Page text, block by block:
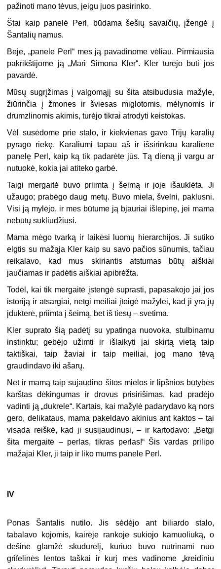
pažinoti mano tėvus, jeigu juos pasirinko.
Štai kaip panelė Perl, būdama šešių savaičių, įžengė į
Šantalių namus.
Beje, „panele Perl“ mes ją pavadinome vėliau. Pirmiausia
pakrikštijome ją „Mari Simona Kler“. Kler turėjo būti jos
pavardė.
Mūsų sugrįžimas į valgomąjį su šita atsibudusia mažyle,
žiūrinčia į žmones ir šviesas miglotomis, mėlynomis ir
drumzlinomis akimis, turėjo tikrai atrodyti keistokas.
Vėl susėdome prie stalo, ir kiekvienas gavo Trijų karalių
pyrago riekę. Karaliumi tapau aš ir išsirinkau karaliene
panelę Perl, kaip ką tik padarėte jūs. Tą dieną ji vargu ar
nutuokė, kokia jai atiteko garbė.
Taigi mergaitė buvo priimta į šeimą ir joje išauklėta. Ji
užaugo; prabėgo daug metų. Buvo miela, švelni, paklusni.
Visi ją mylėjo, ir mes būtume ją bjauriai išlepinę, jei mama
nebūtų sukliudžiusi.
Mama mėgo tvarką ir laikėsi luomų hierarchijos. Ji sutiko
elgtis su mažąja Kler kaip su savo pačios sūnumis, tačiau
reikalavo, kad mus skiriantis atstumas būtų aiškiai
jaučiamas ir padėtis aiškiai apibrėžta.
Todėl, kai tik mergaitė įstengė suprasti, papasakojo jai jos
istoriją ir atsargiai, netgi meiliai įteigė mažylei, kad ji yra jų
įdukterė, priimta į šeimą, bet iš tiesų – svetima.
Kler suprato šią padėtį su ypatinga nuovoka, stulbinamu
instinktu; gebėjo užimti ir išlaikyti jai skirtą vietą taip
taktiškai, taip žaviai ir taip meiliai, jog mano tėvą
graudindavo iki ašarų.
Net ir mamą taip sujaudino šitos mielos ir lipšnios būtybės
karštas dėkingumas ir drovus prisirišimas, kad pradėjo
vadinti ją „dukrele“. Kartais, kai mažylė padarydavo ką nors
gero, delikataus, mama pakeldavo akinius ant kaktos – tai
visada reiškė, kad ji susijaudinusi, – ir kartodavo: „Betgi
šita mergaitė – perlas, tikras perlas!“ Šis vardas prilipo
mažajai Kler, ji taip ir liko mums panele Perl.
IV
Ponas Šantalis nutilo. Jis sėdėjo ant biliardo stalo,
tabalavo kojomis, kairėje rankoje sukiojo kamuoliuką, o
dešine glamžė skudurėlį, kuriuo buvo nutrinami nuo
grifelinės lentos taškai ir kurį mes vadinome „kreidiniu